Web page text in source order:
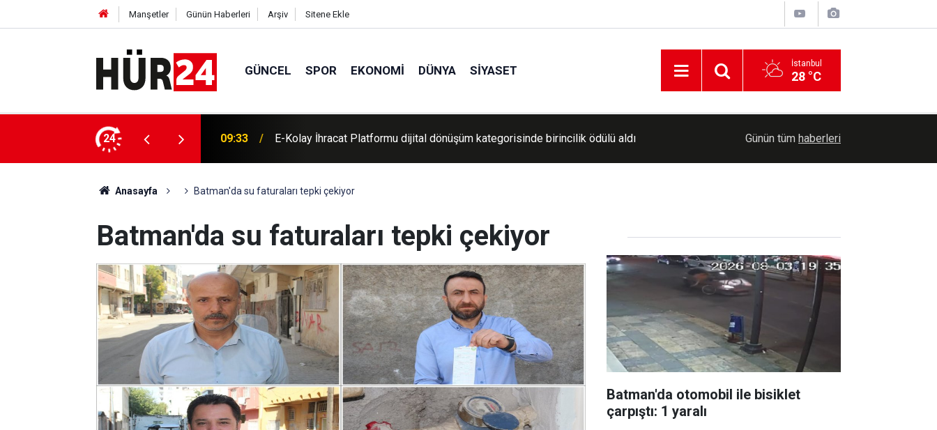
Manşetler Günün Haberleri Arşiv Sitene Ekle
GÜNCEL SPOR EKONOMI DÜNYA SIYASET İstanbul
28 °C
24
kategorisinde birincilik ödülü aldı 09:15 Cumhurbaşkanı Erdoğan Suudi Arabistan'a gitti Serbest piyasada döviz kurları ne kadar?
Günün tüm haberleri
Anasayfa Batman'da su faturaları tepki çekiyor
Batman'da su faturaları tepki çekiyor
Batman'da otomobil ile bisiklet
çarpıştı: 1 yaralı